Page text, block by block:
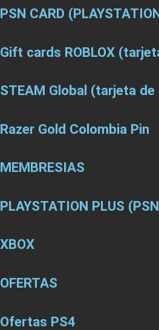
PSN CARD
Gift cards ROBLOX
STEAM Global (tarjeta de
Razer Gold Colombia Pin
MEMBRESIAS
PLAYSTATION PLUS
XBOX
OFERTAS
Ofertas PS4